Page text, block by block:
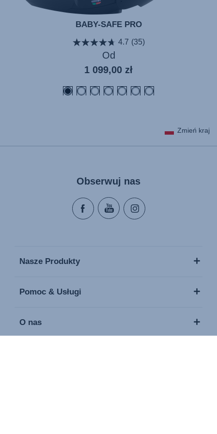
BABY-SAFE PRO
4.7 (35)
Od
1 099,00 zł
Zmień kraj
Obserwuj nas
Nasze Produkty
Pomoc & Usługi
O nas